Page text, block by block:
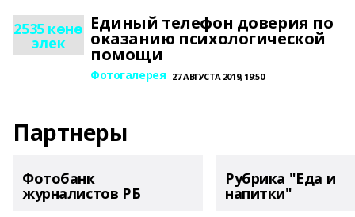
2535 көнө
элек
Единый телефон доверия по
оказанию психологической
помощи
Фотогалерея 27 АВГУСТА 2019, 19:50
Партнеры
Фотобанк
журналистов РБ
Рубрика "Еда и
напитки"